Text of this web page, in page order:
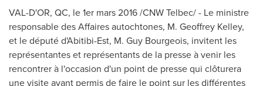
VAL-D'OR, QC, le 1er mars 2016 /CNW Telbec/ - Le ministre
responsable des Affaires autochtones, M. Geoffrey Kelley,
et le député d'Abitibi-Est, M. Guy Bourgeois, invitent les
représentantes et représentants de la presse à venir les
rencontrer à l'occasion d'un point de presse qui clôturera
une visite ayant permis de faire le point sur les différentes